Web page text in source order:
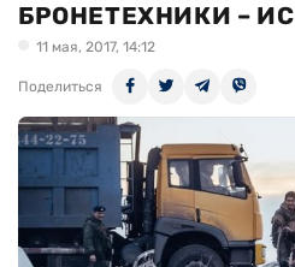
БРОНЕТЕХНИКИ – ИС
11 мая, 2017, 14:12
Поделиться